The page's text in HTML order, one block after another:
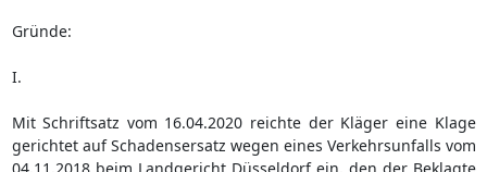
Gründe:
I.
Mit Schriftsatz vom 16.04.2020 reichte der Kläger eine Klage
gerichtet auf Schadensersatz wegen eines Verkehrsunfalls vom
04.11.2018 beim Landgericht Düsseldorf ein, den der Beklagte